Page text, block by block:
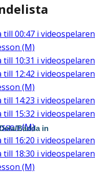
till 00:47 i videospelaren
(M)
till 10:31 i videospelaren
till 12:42 i videospelaren
(M)
till 14:23 i videospelaren
till 15:32 i videospelaren
(M)
till 16:20 i videospelaren
till 18:30 i videospelaren
(M)
Bädda in